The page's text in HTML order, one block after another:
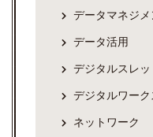
データマネジメ
データ活用
デジタルスレッ
デジタルワーク
ネットワーク